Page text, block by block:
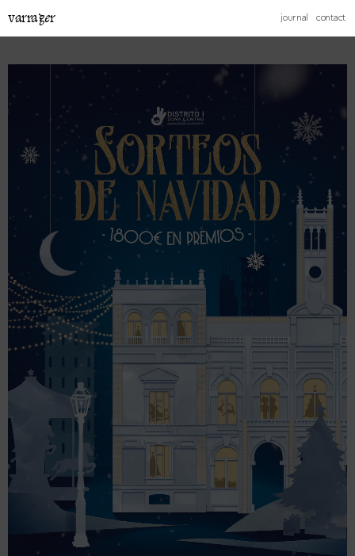
varrager journal contact